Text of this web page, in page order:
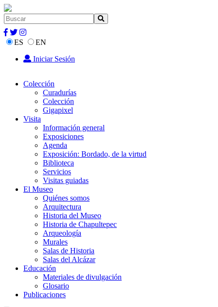
ES
EN
Iniciar Sesión
Colección
Curadurías
Colección
Gigapixel
Visita
Información general
Exposiciones
Agenda
Exposición: Bordado, de la virtud
Biblioteca
Servicios
Visitas guiadas
El Museo
Quiénes somos
Arquitectura
Historia del Museo
Historia de Chapultepec
Arqueología
Murales
Salas de Historia
Salas del Alcázar
Educación
Materiales de divulgación
Glosario
Publicaciones